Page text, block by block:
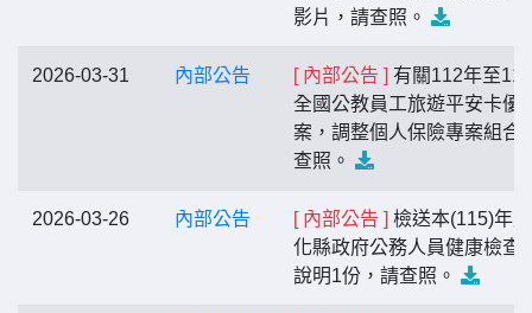
影片，請查照。
2026-03-31 內部公告 [ 內部公告 ] 有關112年至
全國公教員工旅遊平安卡優
案，調整個人保險專案組合
查照。
2026-03-26 內部公告 [ 內部公告 ] 檢送本(115)年
化縣政府公務人員健康檢查
說明1份，請查照。